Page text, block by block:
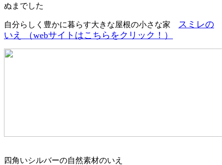
ぬまでした
自分らしく豊かに暮らす大きな屋根の小さな家
スミレの
いえ （webサイトはこちらをクリック！）
四角いシルバーの自然素材のいえ